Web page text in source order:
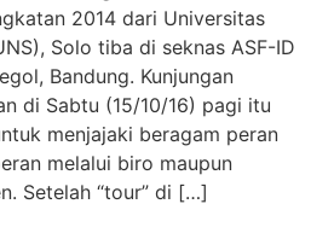
2014 dari Universitas
Solo tiba di seknas ASF-ID
Bandung. Kunjungan
di Sabtu (15/10/16) pagi itu
menjajaki beragam peran
melalui biro maupun
Setelah “tour” di […]